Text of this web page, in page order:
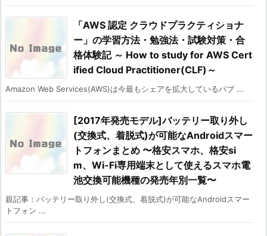
「AWS 認定 クラウドプラクティショナ
ー」の学習方法・勉強法・試験対策・合
格体験記 ～ How to study for AWS Cert
ified Cloud Practitioner(CLF)～
Amazon Web Services(AWS)は今最もシェアを拡大しているパブ ...
[2017年発売モデル]バッテリー取り外し
(交換式、着脱式)が可能なAndroidスマー
トフォンまとめ 〜格安スマホ、格安si
m、Wi-Fi専用端末として使えるスマホ電
池交換可能機種の発売年別一覧〜
親記事：バッテリー取り外し(交換式、着脱式)が可能なAndroidスマー
トフォン ...